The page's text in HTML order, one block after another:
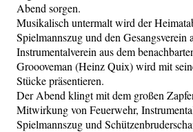
Abend sorgen.
Musikalisch untermalt wird der
Spielmannszug und den Gesangsverein
Instrumentalverein aus dem
Groooveman (Heinz Quix) wird mit
Stücke präsentieren.
Der Abend klingt mit dem großen
Mitwirkung von Feuerwehr,
Spielmannszug und